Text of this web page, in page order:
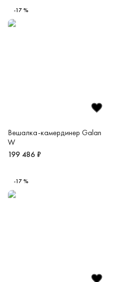
-17 %
Вешалка-камердинер Galan
W
199 486 ₽
-17 %